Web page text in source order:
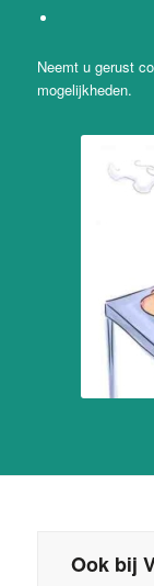
Neemt u gerust
mogelijkheden.
Ook bij